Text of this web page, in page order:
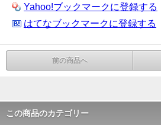
Yahoo!ブックマークに登録する
はてなブックマークに登録する
前の商品へ
この商品のカテゴリー